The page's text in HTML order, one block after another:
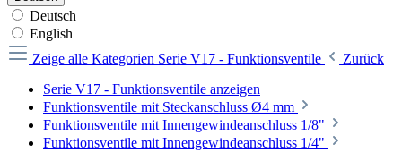
Deutsch
English
Zeige alle Kategorien Serie V17 - Funktionsventile
Zurück
Serie V17 - Funktionsventile anzeigen
Funktionsventile mit Steckanschluss Ø4 mm
Funktionsventile mit Innengewindeanschluss 1/8"
Funktionsventile mit Innengewindeanschluss 1/4"